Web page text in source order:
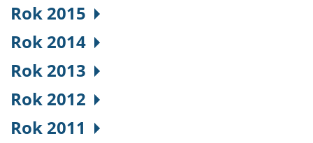
Rok 2015
Rok 2014
Rok 2013
Rok 2012
Rok 2011